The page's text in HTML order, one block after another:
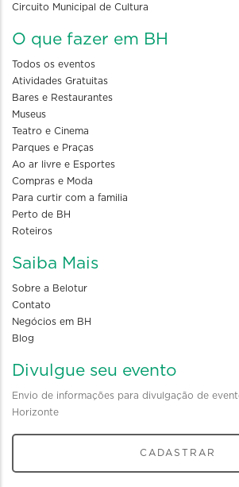
Circuito Municipal de Cultura
O que fazer em BH
Todos os eventos
Atividades Gratuitas
Bares e Restaurantes
Museus
Teatro e Cinema
Parques e Praças
Ao ar livre e Esportes
Compras e Moda
Para curtir com a familia
Perto de BH
Roteiros
Saiba Mais
Sobre a Belotur
Contato
Negócios em BH
Blog
Divulgue seu evento
Envio de informações para divulgação de
Horizonte
CADASTRAR